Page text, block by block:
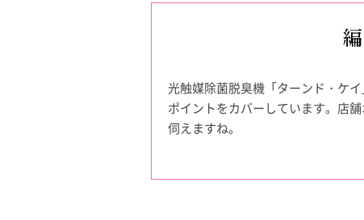
光触媒除菌脱臭機「ターンド・ケ
ポイントをカバーしています。店
伺えますね。